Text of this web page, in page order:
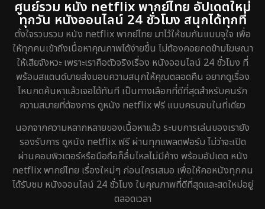
Detective สืบสวน 5
Detective สืบสวน 40
Disaster 4
Disney+ 18
Documentary สารคดี 72
Drama ดราม่า 643
Dystopian 8
ศูนย์รวม หนัง netflix พากย์ไทย อัปเดตใหม่
ทุกวัน หนังออนไลน์ 24 ชั่วโมง สนุกได้ทุกที่
ตั้งใจรวบรวม หนัง netflix พากย์ไทย มาไว้ให้ชมกันแบบจุใจ เพื่อ
ให้ทุกคนเข้าถึงเนื้อหาคุณภาพได้ง่ายขึ้น ไม่ต้องคอยกดข้ามโฆษณา
ให้เสียจังหวะ เพราะเราคือตัวจริงเรื่อง หนังออนไลน์ 24 ชั่วโมง ที่
พร้อมสแตนด์บายส่งมอบความสนุกให้คุณตลอดคืน อยากดูเรื่อง
ไหนกดค้นหาแล้วเจอได้ทันที เป็นทางเลือกที่ดีที่สุดสำหรับคนรัก
ความสบายที่ต้องการ ดูหนัง netflix ฟรี แบบครบจบในที่เดียว
นอกจากความหลากหลายของเนื้อหาแล้ว ระบบการเล่นของเรายัง
รองรับการ ดูหนัง netflix ฟรี ผ่านทุกแพลตฟอร์ม ไม่ว่าจะเปิด
ผ่านคอมพิวเตอร์หรือมือถือก็ลื่นไหลไม่มีค้าง พร้อมอัปเดต หนัง
netflix พากย์ไทย เรื่องใหม่ๆ ก่อนใครเสมอ เพื่อให้คอหนังทุกคน
ได้รับชม หนังออนไลน์ 24 ชั่วโมง ในคุณภาพที่ดีที่สุดและสดใหม่อยู่
ตลอดเวลา